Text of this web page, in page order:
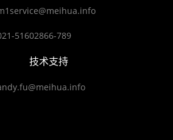
51602866-789
技术支持